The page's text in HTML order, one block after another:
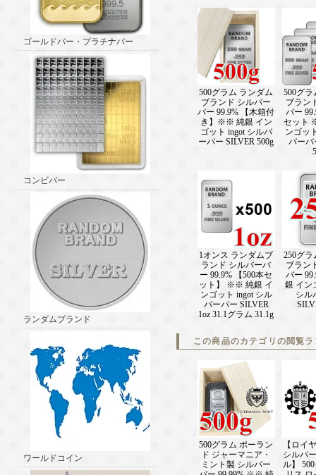
ゴールドバー・プラチナバー
コンビバー
ランダムブランド
ワールドコイン
500グラム ランダム
ブランド シルバー
バー 99.9% 【木箱付
き】※※ 純銀 イン
ゴット ingot シルバ
ーバー SILVER 500g
500グ
ブラン
バー
セット
ンゴッ
バーバ
1オンス ランダムブ
ランド シルバーバ
ー 99.9% 【500本セ
ット】 ※※ 純銀 イ
ンゴット ingot シル
バーバー SILVER
1oz 31.1グラム 31.1g
250グ
ブラン
バー
銀 イン
シル
この商品のカテゴリの閲覧
500グラム ポーラン
ド ジャーマニア・
ミント製 シルバー
【ロ
シルバ
ル】